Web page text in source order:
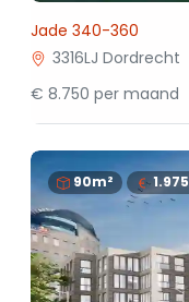
Jade 340-360
3316LJ Dordrecht
€ 8.750 per maand
90m² 1.975